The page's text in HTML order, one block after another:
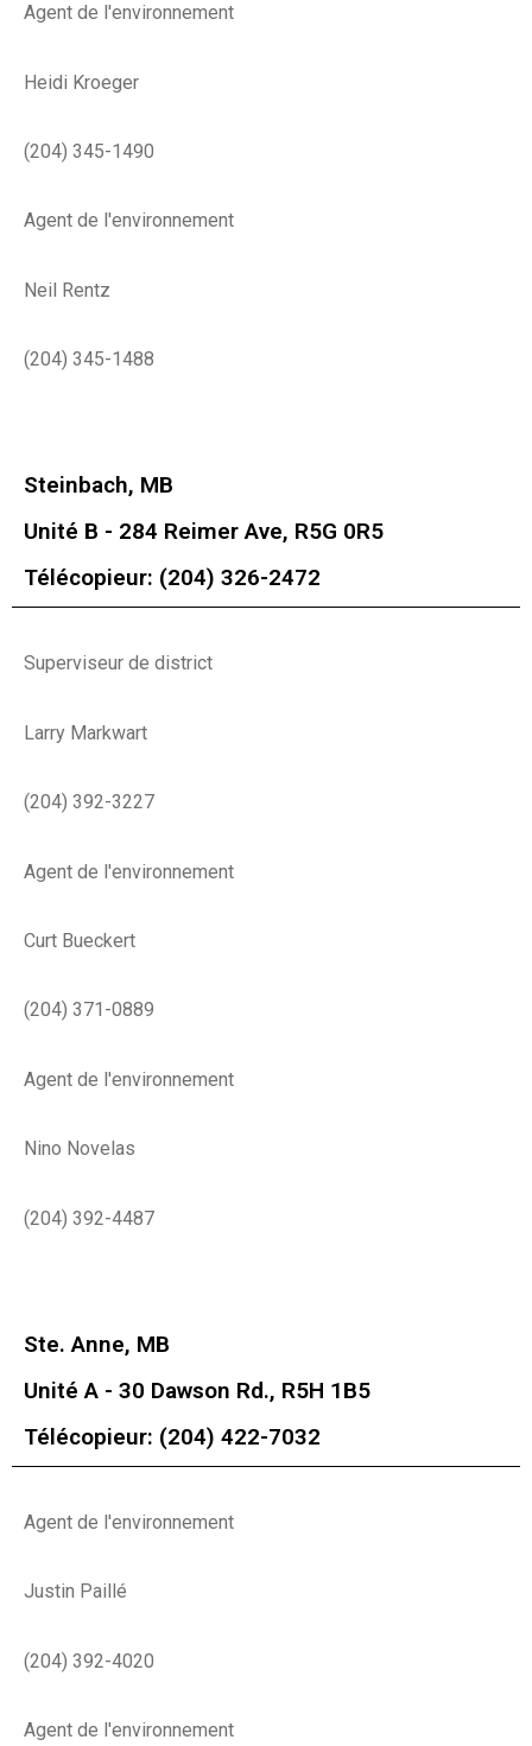
Agent de l'environnement
Heidi Kroeger
(204) 345-1490
Agent de l'environnement
Neil Rentz
(204) 345-1488
Steinbach, MB
Unité B - 284 Reimer Ave, R5G 0R5
Télécopieur: (204) 326-2472
Superviseur de district
Larry Markwart
(204) 392-3227
Agent de l'environnement
Curt Bueckert
(204) 371-0889
Agent de l'environnement
Nino Novelas
(204) 392-4487
Ste. Anne, MB
Unité A - 30 Dawson Rd., R5H 1B5
Télécopieur: (204) 422-7032
Agent de l'environnement
Justin Paillé
(204) 392-4020
Agent de l'environnement